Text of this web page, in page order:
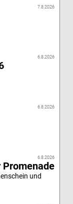
7.8.2026
6.8.2026
6.8.2026
6.8.2026
Promenade
und